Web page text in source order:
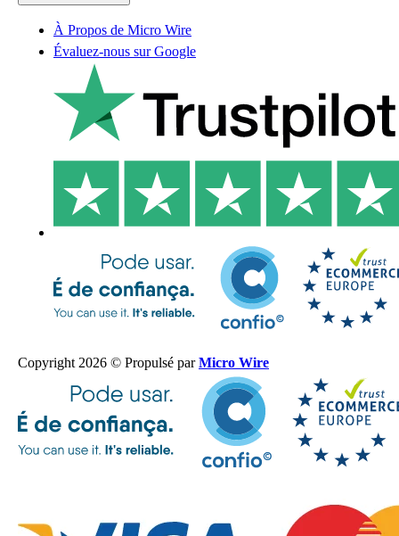
À Propos de Micro Wire
Évaluez-nous sur Google
Copyright 2026 © Propulsé parMicro Wire